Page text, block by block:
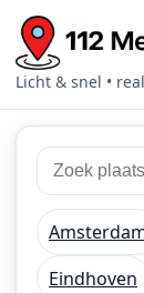
Licht & snel •
Zoek
112
Zoek
plaats
of
regio
Eindhoven